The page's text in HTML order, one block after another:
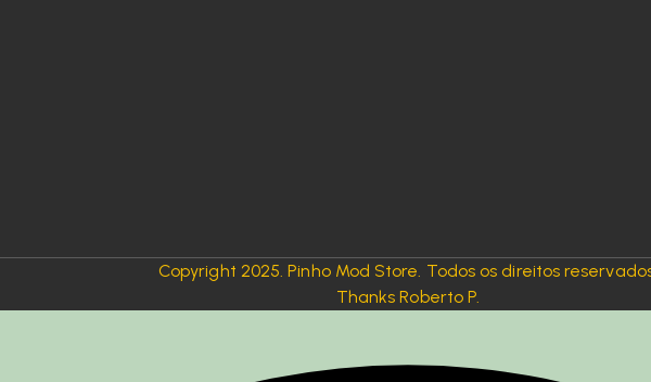
Copyright 2025. Pinho Mod Store. Todos os direitos
Thanks Roberto P.